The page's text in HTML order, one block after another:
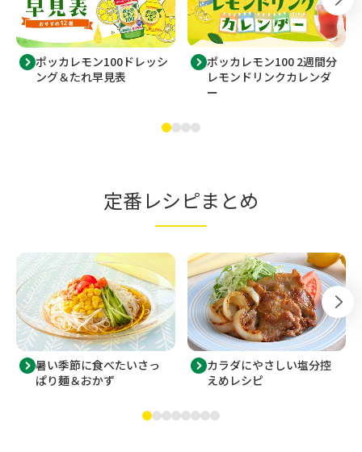
ポッカレモン100ドレッシ
ング＆たれ早見表
ポッカレモン100 2週間分
レモンドリンクカレンダ
ー
定番レシピまとめ
暑い季節に食べたいさっ
ぱり麺＆おかず
カラダにやさしい塩分控
えめレシピ